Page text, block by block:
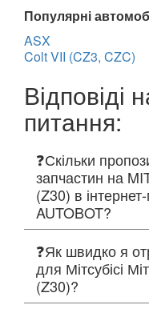
Популярні
ASX
Colt VII (CZ3, CZC)
Відповіді
питання:
❓Скільки
запчастин на
(Z30) в
AUTOBOT?
❓Як швидко я
для Мітсубісі
(Z30)?